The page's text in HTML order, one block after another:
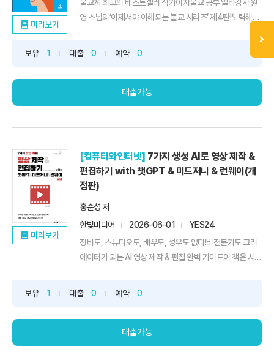
미리보기
불교계 최고의 베스트셀러 작가이자불교 공부 일타강사 원
영 스님의‘이제서야 이해되는 불교 시리즈’ 제4탄!노력해도
하게만 느껴진다면『법화경』 공부하기에 더할 나위 없이 좋
『이제서야 이해되는 ...
보유 1 대출 0 예약 0
대출가능
미리보기
[컴퓨터와인터넷] 7가지 생성 AI로 영상 제작 &
편집하기 with 챗GPT & 미드저니 & 런웨이(개
정판)
홍순성 저
한빛미디어
2026-06-01
YES24
장비도, 스튜디오도, 배우도, 성우도 없다!비전문가도 크리
에이터가 되는 AI 영상 제작 & 편집 완벽 가이드이 책은 시나
영상을 제작하는 모든 단계에 7가지 주요 생성 AI를 활용하
보유 1 대출 0 예약 0
대출가능